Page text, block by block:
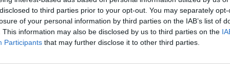
to third parties prior to your opt-out. You may separately
of your personal information by third parties on the IAB’s list of
This information may also be disclosed by us to third parties on the
Participants that may further disclose it to other third parties.